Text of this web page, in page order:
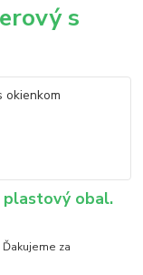
s
plastový obal.
za